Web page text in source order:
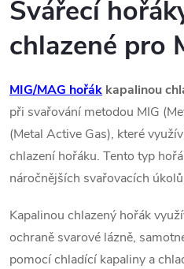
Svářecí
chlazené pro
MIG/MAG hořák kapalinou
při svařování metodou MIG
(Metal Active Gas), které
chlazení hořáku. Tento typ
náročnějších svařovacích
Kapalinou chlazený hořák
ochraně svarové lázně,
pomocí chladící kapaliny a